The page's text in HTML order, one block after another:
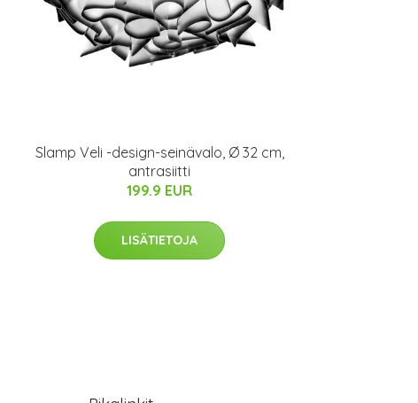
Slamp Veli -design-seinävalo, Ø 32 cm,
antrasiitti
199.9 EUR
LISÄTIETOJA